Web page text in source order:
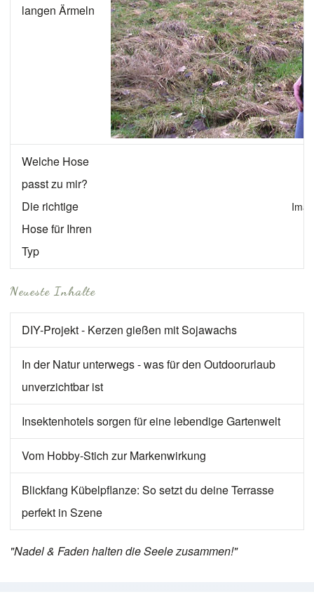
langen Ärmeln
Welche Hose
passt zu mir?
Die richtige
Hose für Ihren
Typ
Neueste Inhalte
DIY-Projekt - Kerzen gießen mit Sojawachs
In der Natur unterwegs - was für den Outdoorurlaub
unverzichtbar ist
Insektenhotels sorgen für eine lebendige Gartenwelt
Vom Hobby-Stich zur Markenwirkung
Blickfang Kübelpflanze: So setzt du deine Terrasse
perfekt in Szene
"Nadel & Faden halten die Seele zusammen!"